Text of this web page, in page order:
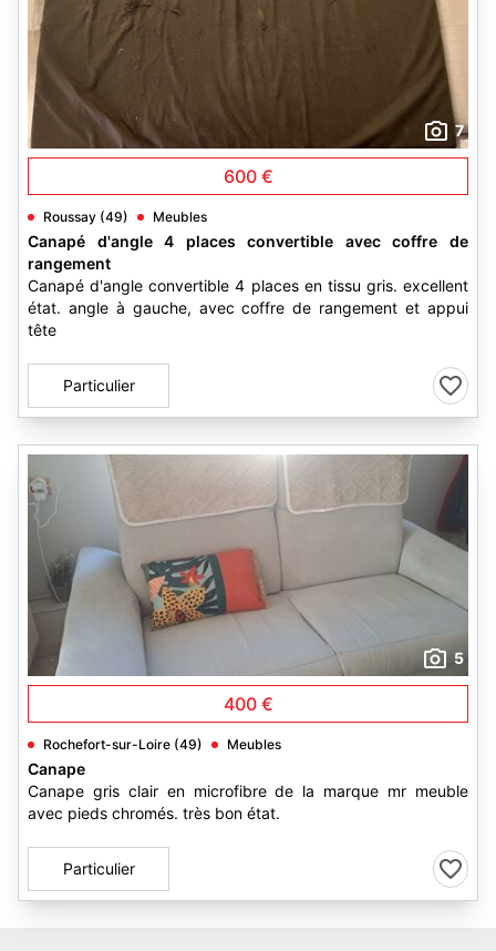
7
600 €
Roussay (49) Meubles
Canapé d'angle 4 places convertible avec coffre de
rangement
Canapé d'angle convertible 4 places en tissu gris. excellent
état. angle à gauche, avec coffre de rangement et appui
tête
Particulier
5
400 €
Rochefort-sur-Loire (49) Meubles
Canape
Canape gris clair en microfibre de la marque mr meuble
avec pieds chromés. très bon état.
Particulier